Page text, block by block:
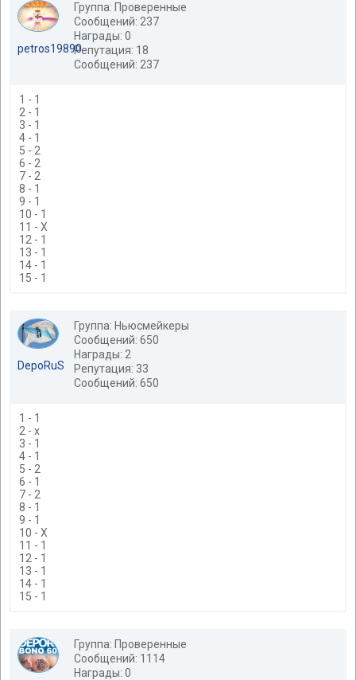
petros19890
Группа: Проверенные
Сообщений: 237
Награды: 0
Репутация: 18
Сообщений: 237
1 - 1
2 - 1
3 - 1
4 - 1
5 - 2
6 - 2
7 - 2
8 - 1
9 - 1
10 - 1
11 - Х
12 - 1
13 - 1
14 - 1
15 - 1
DepoRuS
Группа: Ньюсмейкеры
Сообщений: 650
Награды: 2
Репутация: 33
Сообщений: 650
1 - 1
2 - x
3 - 1
4 - 1
5 - 2
6 - 1
7 - 2
8 - 1
9 - 1
10 - Х
11 - 1
12 - 1
13 - 1
14 - 1
15 - 1
Группа: Проверенные
Сообщений: 1114
Награды: 0